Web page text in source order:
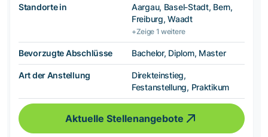
Standorte in
Aargau, Basel-Stadt, Bern,
Freiburg, Waadt
+Zeige 1 weitere
Bevorzugte Abschlüsse Bachelor, Diplom, Master
Art der Anstellung
Direkteinstieg,
Festanstellung, Praktikum
Aktuelle Stellenangebote